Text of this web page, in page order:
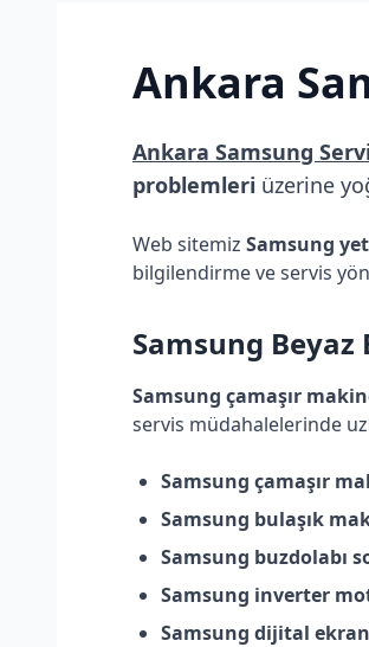
Ankara
Ankara Samsung
problemleri üzerine
Web sitemiz Samsung
bilgilendirme ve servis
Samsung Beyaz
Samsung çamaşır
servis müdahalelerinde
Samsung çamaşır
Samsung bulaşık
Samsung buzdolabı
Samsung inverter
Samsung dijital ekran